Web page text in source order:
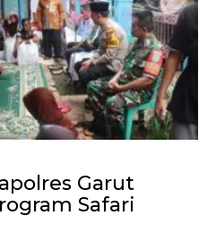
Garut
Safari